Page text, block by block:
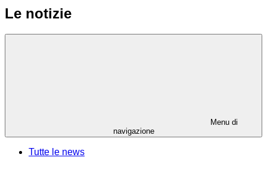
Le notizie
Menu di
navigazione
Tutte le news